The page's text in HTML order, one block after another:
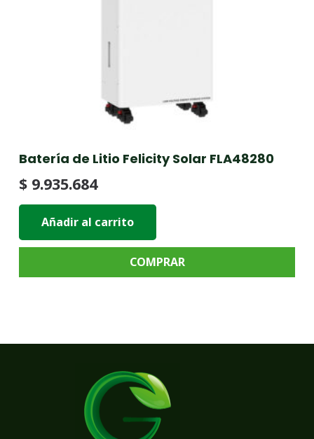
Batería de Litio Felicity Solar FLA48280
$ 9.935.684
Añadir al carrito
COMPRAR